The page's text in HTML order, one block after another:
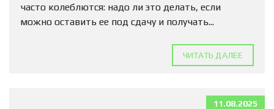
часто колеблются: надо ли это делать, если
можно оставить ее под сдачу и получать...
ЧИТАТЬ ДАЛЕЕ
11.08.2025